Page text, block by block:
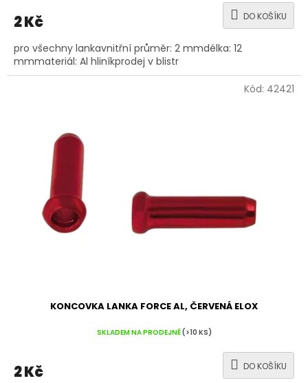
2 Kč DO KOŠÍKU
pro všechny lankavnitřní průměr: 2 mmdélka: 12
mmmateriál: Al hliníkprodej v blistr
KONCOVKA LANKA FORCE AL, ČERVENÁ ELOX
SKLADEM NA PRODEJNĚ(>10 KS)
2 Kč DO KOŠÍKU
Kód: 42421